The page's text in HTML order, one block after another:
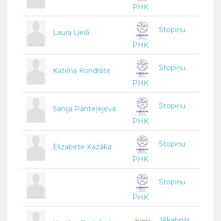
PHK
Laura Lielā
Stopiņu
PHK
Katrīna Kondrāte
Stopiņu
PHK
Sanija Panteļejeva
Stopiņu
PHK
Elizabete Kazāka
Stopiņu
PHK
Stopiņu
PHK